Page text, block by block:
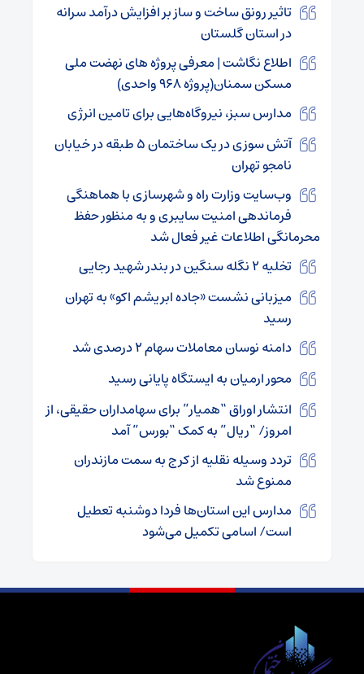
تاثیر رونق ساخت و ساز بر افزایش درآمد سرانه
در استان گلستان
اطلاع نگاشت | معرفی پروژه های نهضت ملی
مسکن سمنان(پروژه ۹۶۸ واحدی)
مدارس سبز، نیروگاه‌هایی برای تامین انرژی
آتش سوزی در یک ساختمان ۵ طبقه در خیابان
نامجو تهران
وب‌سایت وزارت راه و شهرسازی با هماهنگی
فرماندهی امنیت سایبری و به منظور حفظ
محرمانگی اطلاعات غیر فعال شد
تخلیه ۲ نگله سنگین در بندر شهید رجایی
میزبانی نشست «جاده ابریشم اکو» به تهران
رسید
دامنه نوسان معاملات سهام ۲ درصدی شد
محور ارمیان به ایستگاه پایانی رسید
انتشار اوراق “همیار” برای سهامداران حقیقی، از
امروز/ “ریال” به کمک “بورس” آمد
تردد وسیله نقلیه از کرج به سمت مازندران
ممنوع شد
مدارس این استان‌ها فردا دوشنبه تعطیل
است/ اسامی تکمیل می‌شود